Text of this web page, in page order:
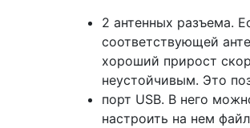
2 антенных разъема.
соответствующей
хороший прирост
неустойчивым. Это
порт USB. В него
настроить на нем